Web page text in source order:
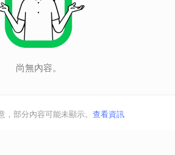
尚無內容。
，部分內容可能未顯示。 查看資訊